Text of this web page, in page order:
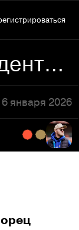
Черноморец – айдентика 25/26
6 января 2026